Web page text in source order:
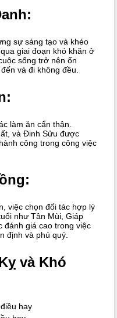
sự sáng tạo và khéo
giai đoạn khó khăn ở
sống trở nên ổn
và đi không đều.
làm ăn cẩn thận.
và Đinh Sửu được
công trong công việc
việc chọn đối tác hợp lý
như Tân Mùi, Giáp
giá cao trong việc
định và phú quý.
và Khó